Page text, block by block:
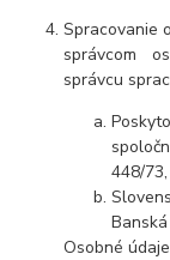
Spracovanie
správcom
správcu
448/
Osobné